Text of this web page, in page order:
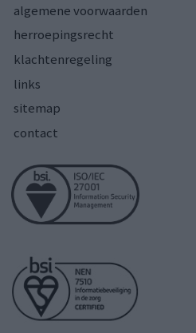
algemene voorwaarden
herroepingsrecht
klachtenregeling
links
sitemap
contact